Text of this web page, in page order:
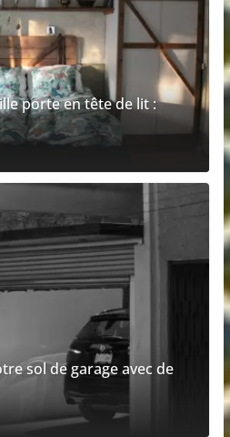
porte en tête de lit :
sol de garage avec de